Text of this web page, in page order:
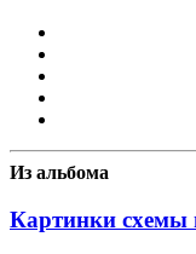
Из альбома
Картинки схемы